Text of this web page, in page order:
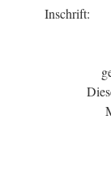
Inschrift: